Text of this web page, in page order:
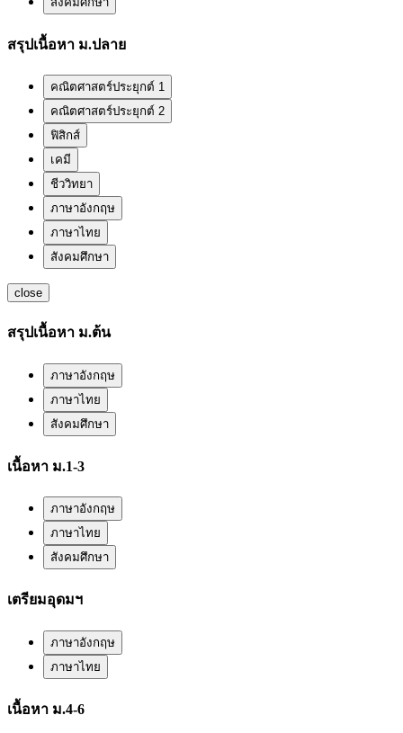
สรุปเนื้อหา ม.ปลาย
คณิตศาสตร์ประยุกต์ 1
คณิตศาสตร์ประยุกต์ 2
ฟิสิกส์
เคมี
ชีววิทยา
ภาษาอังกฤษ
ภาษาไทย
สังคมศึกษา
close
สรุปเนื้อหา ม.ต้น
ภาษาอังกฤษ
ภาษาไทย
สังคมศึกษา
เนื้อหา ม.1-3
ภาษาอังกฤษ
ภาษาไทย
สังคมศึกษา
เตรียมอุดมฯ
ภาษาอังกฤษ
ภาษาไทย
เนื้อหา ม.4-6